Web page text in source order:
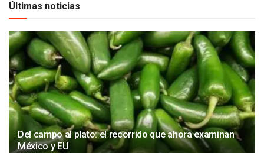
Últimas noticias
Del campo al plato: el recorrido que ahora examinan
México y EU